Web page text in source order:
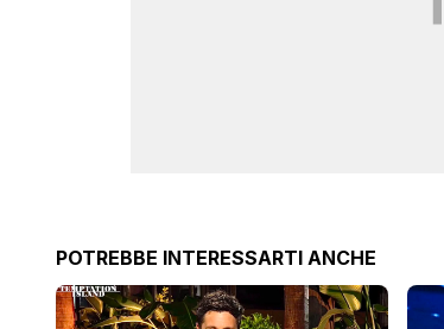
POTREBBE INTERESSARTI ANCHE